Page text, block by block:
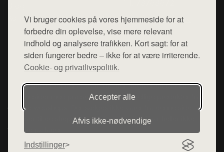
Vi bruger cookies på vores hjemmeside for at
forbedre din oplevelse, vise mere relevant
indhold og analysere trafikken. Kort sagt: for at
siden fungerer bedre – ikke for at være irriterende.
Cookie- og privatlivspolitik.
Accepter alle
Afvis ikke‑nødvendige
Indstillinger
Kontakt
Mail:hej@want.dk
Cookie- og privatlivspolitik
Denne side er en del af want.dk, der udgiver en række
hjemmesider med præsentation af forskellige produkter fra
diverse webshops. Der sælges ikke varer fra denne side - vi
henviser til de shops, som sælger varen. Vi har heller ikke
varerne på lager.
© 2026 kompetencecenter-silkeborg.dk. Alle rettigheder